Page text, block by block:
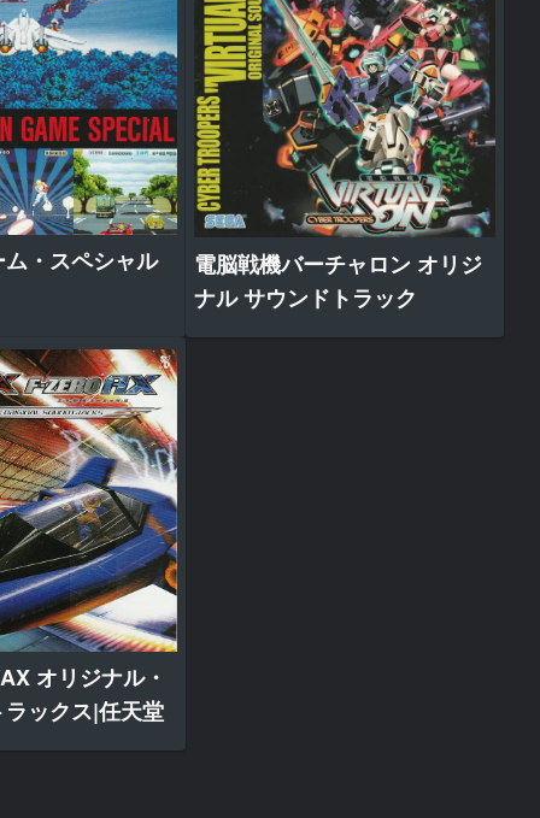
・スペシャル
電脳戦機バーチャロン オリジ
ナル サウンドトラック
オリジナル・
ックス|任天堂